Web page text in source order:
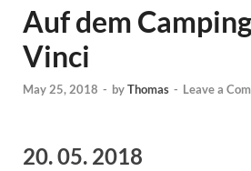
Auf dem
Vinci
May 25, 2018 - byThomas - Leave a
20. 05. 2018